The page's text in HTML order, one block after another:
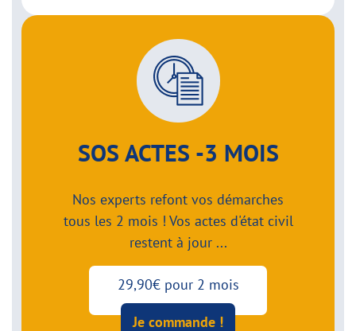
SOS ACTES -3 MOIS
Nos experts refont vos démarches
tous les 2 mois ! Vos actes d'état civil
restent à jour ...
29,90€ pour 2 mois
Je commande !